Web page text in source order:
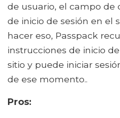
de usuario, el campo de
de inicio de sesión en el
hacer eso, Passpack
instrucciones de inicio
sitio y puede iniciar
de ese momento..
Pros: